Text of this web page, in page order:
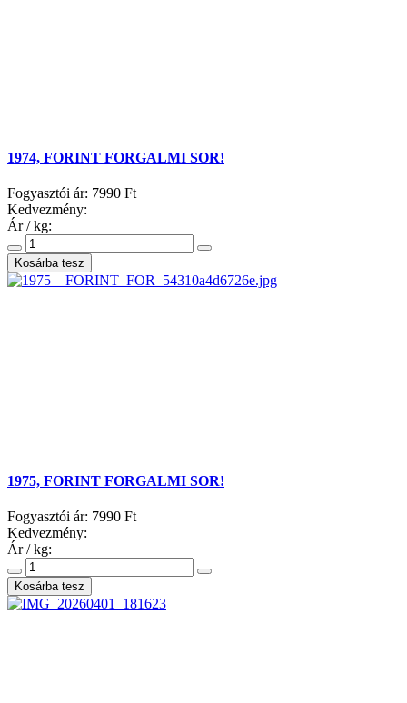
1974, FORINT FORGALMI SOR!
Fogyasztói ár: 7990 Ft
Kedvezmény:
Ár / kg:
1975, FORINT FORGALMI SOR!
Fogyasztói ár: 7990 Ft
Kedvezmény:
Ár / kg: